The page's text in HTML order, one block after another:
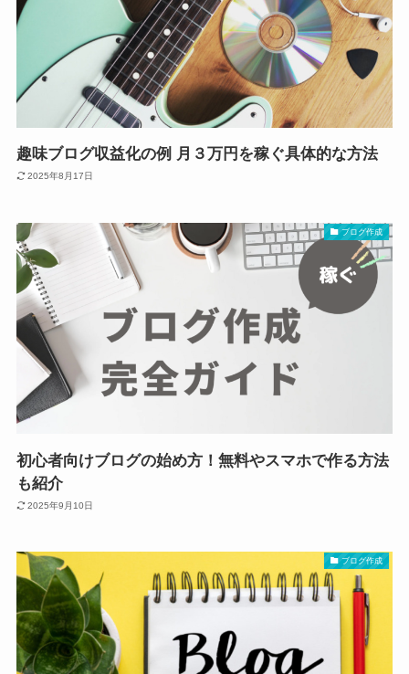
趣味ブログ収益化の例 月３万円を稼ぐ具体的な方法
2025年8月17日
ブログ作成
初心者向けブログの始め方！無料やスマホで作る方法
も紹介
2025年9月10日
ブログ作成